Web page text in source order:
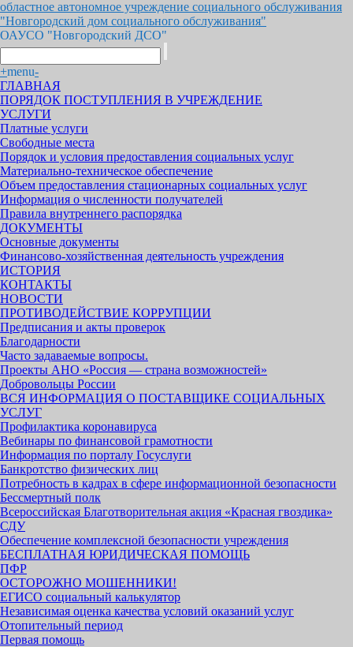
областное автономное учреждение социального обслуживания
"Новгородский дом социального обслуживания"
ОАУСО "Новгородский ДСО"
+menu-
ГЛАВНАЯ
ПОРЯДОК ПОСТУПЛЕНИЯ В УЧРЕЖДЕНИЕ
УСЛУГИ
Платные услуги
Свободные места
Порядок и условия предоставления социальных услуг
Материально-техническое обеспечение
Объем предоставления стационарных социальных услуг
Информация о численности получателей
Правила внутреннего распорядка
ДОКУМЕНТЫ
Основные документы
Финансово-хозяйственная деятельность учреждения
ИСТОРИЯ
КОНТАКТЫ
НОВОСТИ
ПРОТИВОДЕЙСТВИЕ КОРРУПЦИИ
Предписания и акты проверок
Благодарности
Часто задаваемые вопросы.
Проекты АНО «Россия — страна возможностей»
Добровольцы России
ВСЯ ИНФОРМАЦИЯ О ПОСТАВЩИКЕ СОЦИАЛЬНЫХ
УСЛУГ
Профилактика коронавируса
Вебинары по финансовой грамотности
Информация по порталу Госуслуги
Банкротство физических лиц
Потребность в кадрах в сфере информационной безопасности
Бессмертный полк
Всероссийская Благотворительная акция «Красная гвоздика»
СДУ
Обеспечение комплексной безопасности учреждения
БЕСПЛАТНАЯ ЮРИДИЧЕСКАЯ ПОМОЩЬ
ПФР
ОСТОРОЖНО МОШЕННИКИ!
ЕГИСО социальный калькулятор
Независимая оценка качества условий оказаний услуг
Отопительный период
Первая помощь